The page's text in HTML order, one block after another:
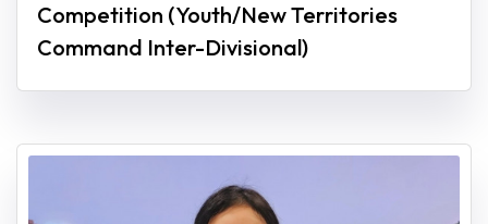
Competition (Youth/New Territories
Command Inter-Divisional)